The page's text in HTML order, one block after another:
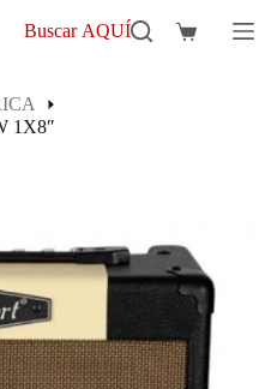
Buscar AQUÍ
Carro
1X8″